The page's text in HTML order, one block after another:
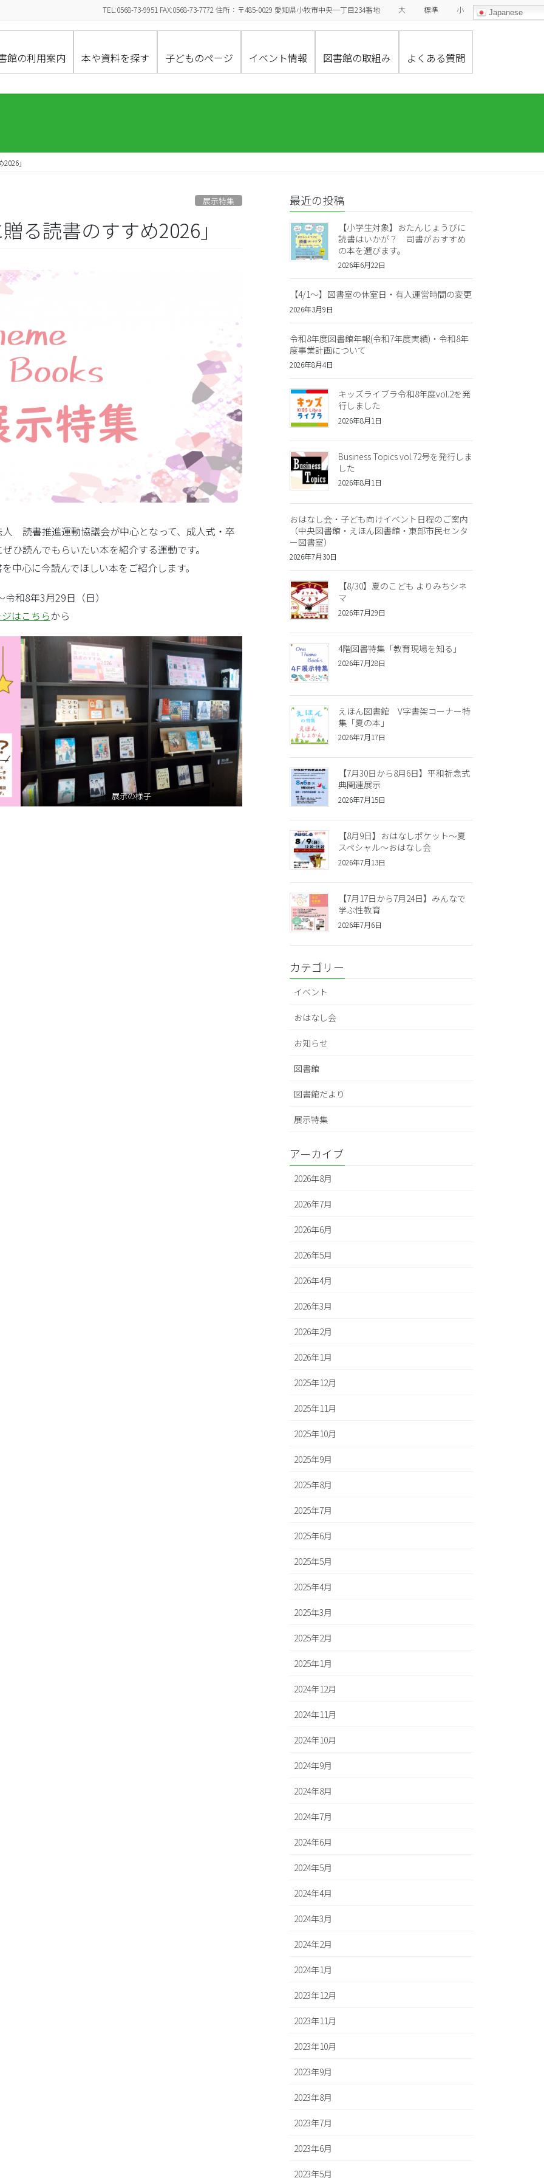
TEL:0568-73-9951 FAX:0568-73-7772 住所：〒485-0029 愛知県小牧市中央一丁目234番地 大 標準 小 Japanese
館の利用案内 本や資料を探す 子どものページ イベント情報 図書館の取組み よくある質問
」
展示特集
る読書のすすめ2026」
読書推進運動協議会が中心となって、成人式・卒
ひ読んでもらいたい本を紹介する運動です。
中心に今読んでほしい本をご紹介します。
和8年3月29日（日）
はこちらから
展示の様子
最近の投稿
【小学生対象】おたんじょうびに
読書はいかが？ 司書がおすすめ
の本を選びます。
2026年6月22日
【4/1～】図書室の休室日・有人運営時間の変更
2026年3月9日
令和8年度図書館年報(令和7年度実績)・令和8年
度事業計画について
2026年8月4日
キッズライブラ令和8年度vol.2を発
行しました
2026年8月1日
Business Topics vol.72号を発行しま
した
2026年8月1日
おはなし会・子ども向けイベント日程のご案内
（中央図書館・えほん図書館・東部市民センタ
ー図書室）
2026年7月30日
【8/30】夏のこども よりみちシネ
マ
2026年7月29日
4階図書特集「教育現場を知る」
2026年7月28日
えほん図書館 V字書架コーナー特
集「夏の本」
2026年7月17日
【7月30日から8月6日】平和祈念式
典関連展示
2026年7月15日
【8月9日】おはなしポケット～夏
スペシャル～おはなし会
2026年7月13日
【7月17日から7月24日】みんなで
学ぶ性教育
2026年7月6日
カテゴリー
イベント
おはなし会
お知らせ
図書館
図書館だより
展示特集
アーカイブ
2026年8月
2026年7月
2026年6月
2026年5月
2026年4月
2026年3月
2026年2月
2026年1月
2025年12月
2025年11月
2025年10月
2025年9月
2025年8月
2025年7月
2025年6月
2025年5月
2025年4月
2025年3月
2025年2月
2025年1月
2024年12月
2024年11月
2024年10月
2024年9月
2024年8月
2024年7月
2024年6月
2024年5月
2024年4月
2024年3月
2024年2月
2024年1月
2023年12月
2023年11月
2023年10月
2023年9月
2023年8月
2023年7月
2023年6月
2023年5月